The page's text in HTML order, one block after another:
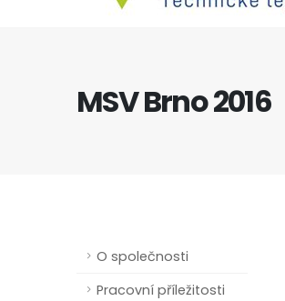
MSV Brno 2016
O společnosti
Pracovní příležitosti